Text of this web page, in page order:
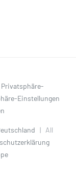
Privatsphäre-
Einstellungen
| All